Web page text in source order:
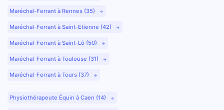
Maréchal-Ferrant à Rennes (35)
Maréchal-Ferrant à Saint-Etienne (42)
Maréchal-Ferrant à Saint-Lô (50)
Maréchal-Ferrant à Toulouse (31)
Maréchal-Ferrant à Tours (37)
Physiothérapeute Équin à Caen (14)